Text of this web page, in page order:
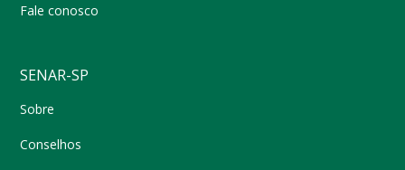
Fale conosco
SENAR-SP
Sobre
Conselhos